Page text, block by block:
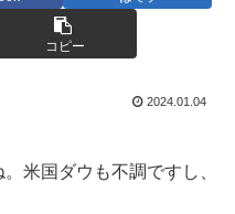
コピー
2024.01.04
米国ダウも不調ですし、